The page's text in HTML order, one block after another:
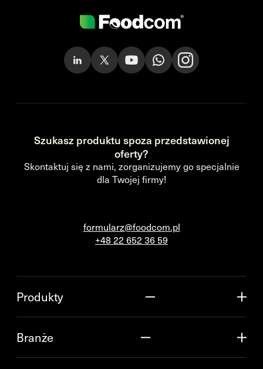
Szukasz produktu spoza przedstawionej
oferty?
Skontaktuj się z nami, zorganizujemy go specjalnie
dla Twojej firmy!
formularz@foodcom.pl
+48 22 652 36 59
Produkty
Branże